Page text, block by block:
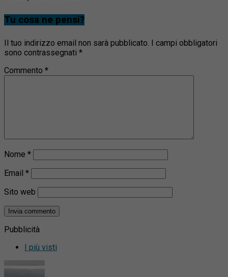
Tu cosa ne pensi?
Il tuo indirizzo email non sarà pubblicato. I campi obbligatori
sono contrassegnati *
Commento *
Nome *
Email *
Sito web
Pubblicità
I più visti